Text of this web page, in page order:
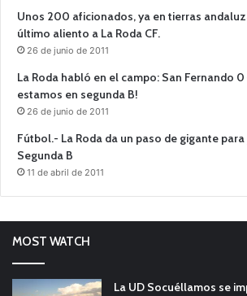
Unos 200 aficionados, ya en tierras
último aliento a La Roda CF.
26 de junio de 2011
La Roda habló en el campo: San Fernando 0
estamos en segunda B!
26 de junio de 2011
Fútbol.- La Roda da un paso de gigante
Segunda B
11 de abril de 2011
MOST WATCH
La UD Socuéllamos se